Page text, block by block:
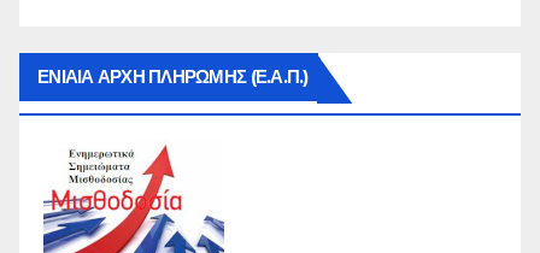
ΕΝΙΑΙΑ ΑΡΧΗ ΠΛΗΡΩΜΗΣ (Ε.Α.Π.)